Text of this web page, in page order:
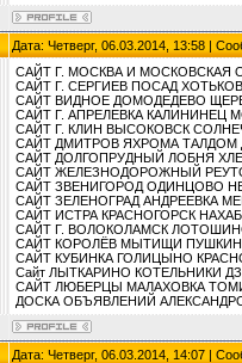
Дата: Четверг, 06.03.2014, 13:58 |
САЙТ Г. МОСКВА И МОСКОВСКАЯ
САЙТ Г. СЕРГИЕВ ПОСАД
САЙТ ВИДНОЕ ДОМОДЕДЕВО
САЙТ Г. АПРЕЛЕВКА
САЙТ Г. КЛИН ВЫСОКОВСК
САЙТ ДМИТРОВ ЯХРОМА ТАЛДОМ
САЙТ ДОЛГОПРУДНЫЙ ЛОБНЯ
САЙТ ЖЕЛЕЗНОДОРОЖНЫЙ
САЙТ ЗВЕНИГОРОД ОДИНЦОВО
САЙТ ЗЕЛЕНОГРАД АНДРЕЕВКА
САЙТ ИСТРА КРАСНОГОРСК
САЙТ Г. ВОЛОКОЛАМСК
САЙТ КОРОЛЁВ МЫТИЩИ
САЙТ КУБИНКА ГОЛИЦЫНО
Сайт ЛЫТКАРИНО КОТЕЛЬНИКИ
САЙТ ЛЮБЕРЦЫ МАЛАХОВКА
ДОСКА ОБЪЯВЛЕНИЙ
Дата: Четверг, 06.03.2014, 14:07 |